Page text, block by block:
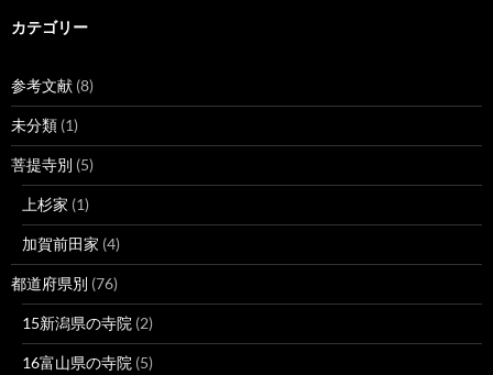
カテゴリー
参考文献 (8)
未分類 (1)
菩提寺別 (5)
上杉家 (1)
加賀前田家 (4)
都道府県別 (76)
15新潟県の寺院 (2)
16富山県の寺院 (5)